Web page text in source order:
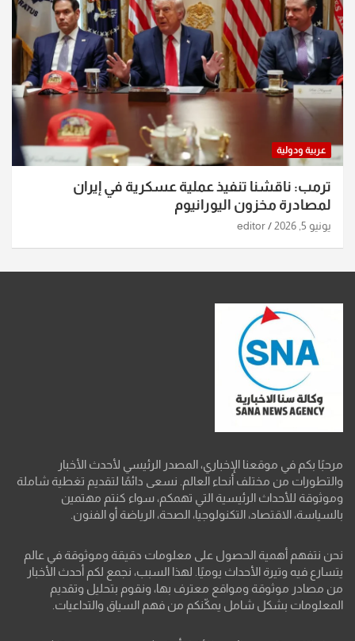
عربية ودولية
ترمب: ناقشنا تنفيذ عملية عسكرية في إيران
لمصادرة مخزون اليورانيوم
يونيو 5, 2026 editor
مرحبًا بكم في موقعنا الإخباري، المصدر الرئيسي لأحدث الأخبار
والتطورات من مختلف أنحاء العالم. نسعى دائمًا لتقديم تغطية شاملة
وموثوقة للأحداث الرئيسية التي تهمكم، سواء كنتم مهتمين
بالسياسة، الاقتصاد، التكنولوجيا، الصحة، الرياضة أو الفنون.
نحن نتفهم أهمية الحصول على معلومات دقيقة وموثوقة في عالم
يتسارع فيه وتيرة الأحداث يوميًا. لهذا السبب، نجمع لكم أحدث الأخبار
من مصادر موثوقة ومواقع معترف بها، ونقوم بتحليل وتقديم
المعلومات بشكل شامل يمكّنكم من فهم السياق والتداعيات.